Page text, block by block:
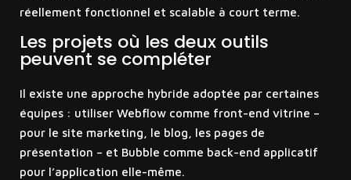
réellement fonctionnel et scalable à court terme.
Les projets où les deux outils
peuvent se compléter
Il existe une approche hybride adoptée par certaines
équipes : utiliser Webflow comme front-end vitrine –
pour le site marketing, le blog, les pages de
présentation – et Bubble comme back-end applicatif
pour l’application elle-même.